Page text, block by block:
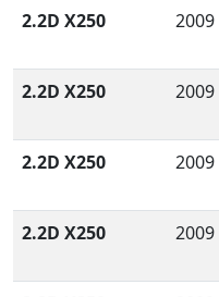
2.2D X250 2009
2.2D X250 2009
2.2D X250 2009
2.2D X250 2009